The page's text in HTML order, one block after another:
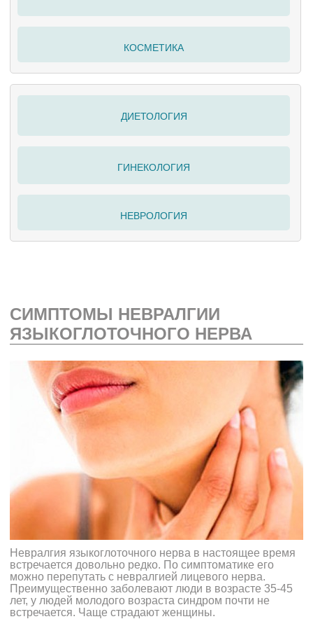
КОСМЕТИКА
ДИЕТОЛОГИЯ
ГИНЕКОЛОГИЯ
НЕВРОЛОГИЯ
СИМПТОМЫ НЕВРАЛГИИ
ЯЗЫКОГЛОТОЧНОГО НЕРВА
Невралгия языкоглоточного нерва в настоящее время
встречается довольно редко. По симптоматике его
можно перепутать с невралгией лицевого нерва.
Преимущественно заболевают люди в возрасте 35-45
лет, у людей молодого возраста синдром почти не
встречается. Чаще страдают женщины.